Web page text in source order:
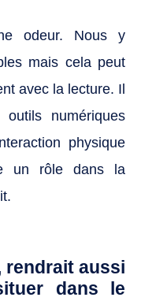
odeur. Nous y
mais cela peut
avec la lecture. Il
numériques
physique
un rôle dans la
rendrait aussi
dans le